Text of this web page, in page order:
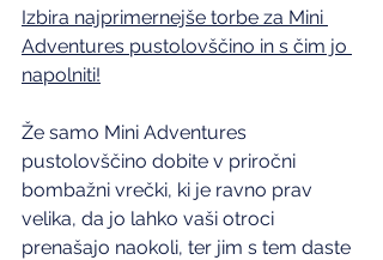
Izbira najprimernejše torbe za Mini
Adventures pustolovščino in s čim jo
napolniti!
Že samo Mini Adventures
pustolovščino dobite v priročni
bombažni vrečki, ki je ravno prav
velika, da jo lahko vaši otroci
prenašajo naokoli, ter jim s tem daste